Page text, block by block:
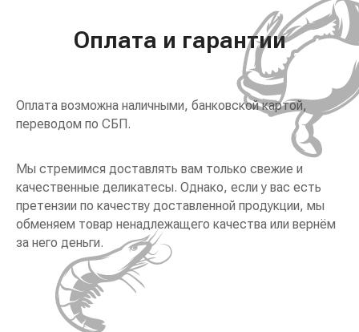
Оплата и гарантии
Оплата возможна наличными, банковской картой,
переводом по СБП.
Мы стремимся доставлять вам только свежие и
качественные деликатесы. Однако, если у вас есть
претензии по качеству доставленной продукции, мы
обменяем товар ненадлежащего качества или вернём
за него деньги.